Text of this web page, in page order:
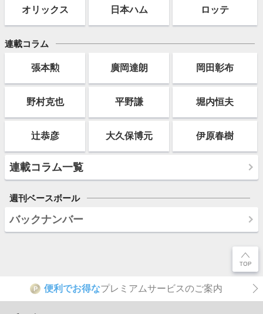
オリックス 日本ハム ロッテ
連載コラム
張本勲 廣岡達朗 岡田彰布
野村克也 平野謙 堀内恒夫
辻恭彦 大久保博元 伊原春樹
連載コラム一覧
週刊ベースボール
バックナンバー
P 便利でお得なプレミアムサービスのご案内